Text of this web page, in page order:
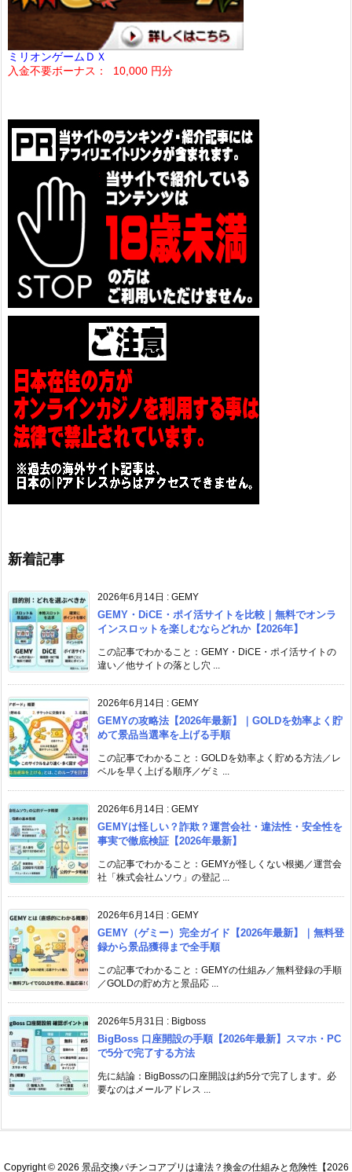
ミリオンゲームＤＸ
入金不要ボーナス： 10,000 円分
新着記事
2026年6月14日 : GEMY
GEMY・DiCE・ポイ活サイトを比較｜無料でオンラ
インスロットを楽しむならどれか【2026年】
この記事でわかること：GEMY・DiCE・ポイ活サイトの
違い／他サイトの落とし穴 ...
2026年6月14日 : GEMY
GEMYの攻略法【2026年最新】｜GOLDを効率よく貯
めて景品当選率を上げる手順
この記事でわかること：GOLDを効率よく貯める方法／レ
ベルを早く上げる順序／ゲミ ...
2026年6月14日 : GEMY
GEMYは怪しい？詐欺？運営会社・違法性・安全性を
事実で徹底検証【2026年最新】
この記事でわかること：GEMYが怪しくない根拠／運営会
社「株式会社ムソウ」の登記 ...
2026年6月14日 : GEMY
GEMY（ゲミー）完全ガイド【2026年最新】｜無料登
録から景品獲得まで全手順
この記事でわかること：GEMYの仕組み／無料登録の手順
／GOLDの貯め方と景品応 ...
2026年5月31日 : Bigboss
BigBoss 口座開設の手順【2026年最新】スマホ・PC
で5分で完了する方法
先に結論：BigBossの口座開設は約5分で完了します。必
要なのはメールアドレス ...
Copyright © 2026 景品交換パチンコアプリは違法？換金の仕組みと危険性【2026